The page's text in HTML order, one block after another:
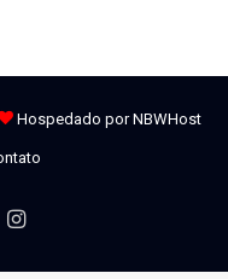
Hospedado por NBWHost
Instagram